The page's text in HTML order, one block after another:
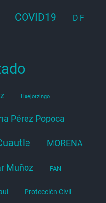
COVID19 DIF
Huejotzingo
Pérez Popoca
MORENA
Muñoz PAN
Protección Civil